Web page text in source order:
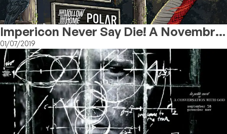
Impericon Never Say Die! A Novembre
In Italia
01/07/2019